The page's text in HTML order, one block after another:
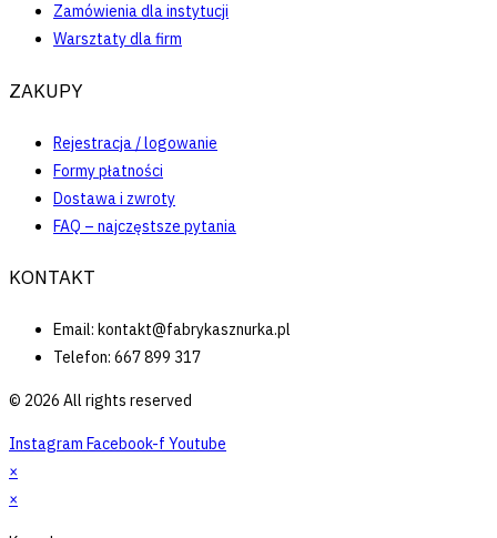
Zamówienia dla instytucji
Warsztaty dla firm
ZAKUPY
Rejestracja / logowanie
Formy płatności
Dostawa i zwroty
FAQ – najczęstsze pytania
KONTAKT
Email: kontakt@fabrykasznurka.pl
Telefon: 667 899 317
© 2026 All rights reserved
Instagram Facebook-f Youtube
×
×